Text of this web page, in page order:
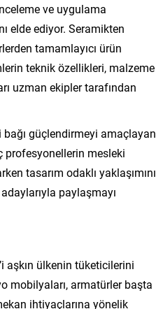
ve uygulama
elde ediyor. Seramikten
tamamlayıcı ürün
teknik özellikleri, malzeme
uzman ekipler tarafından
güçlendirmeyi amaçlayan
profesyonellerin mesleki
tasarım odaklı yaklaşımını
paylaşmayı
aşkın ülkenin tüketicilerini
mobilyaları, armatürler başta
ihtiyaçlarına yönelik